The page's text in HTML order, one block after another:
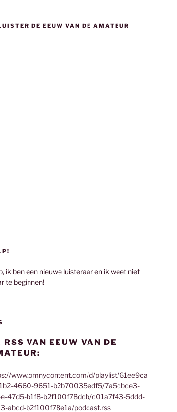
DE EEUW VAN DE AMATEUR
ik ben een nieuwe luisteraar en ik weet niet
te beginnen!
RSS VAN EEUW VAN DE
www.omnycontent.com/d/playlist/61ee9ca
4660-9651-b2b70035edf5/7a5cbce3-
47d5-b1f8-b2f100f78dcb/c01a7f43-5ddd-
abcd-b2f100f78e1a/podcast.rss